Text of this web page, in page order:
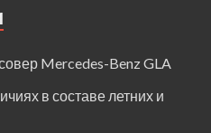
Mercedes-Benz GLA
в составе летних и